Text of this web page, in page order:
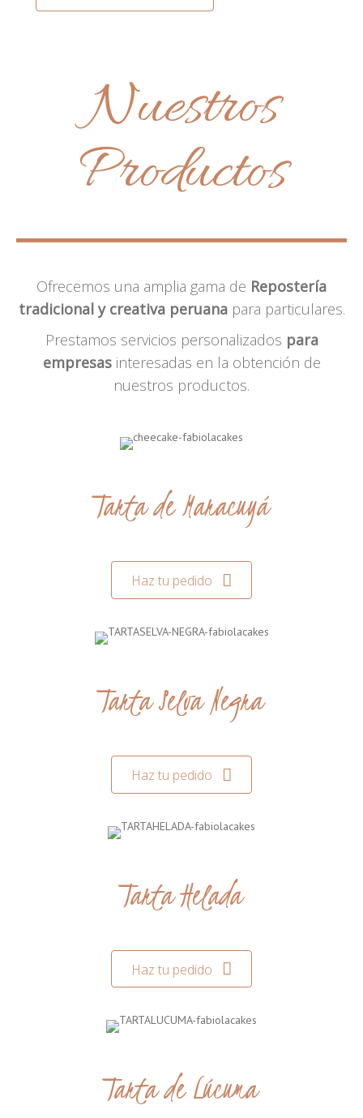
Nuestros
Productos
Ofrecemos una amplia gama de Repostería
tradicional y creativa peruanapara particulares.
Prestamos servicios personalizados para
empresasinteresadas en la obtención de
nuestros productos.
Tarta de Maracuyá
Haz tu pedido
Tarta Selva Negra
Haz tu pedido
Tarta Helada
Haz tu pedido
Tarta de Lúcuma